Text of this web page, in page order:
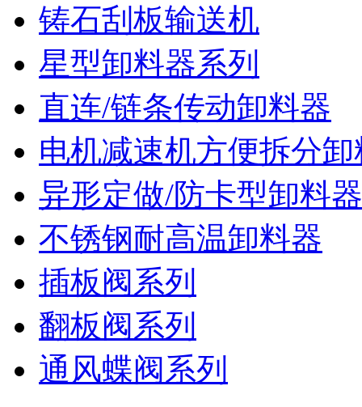
铸石刮板输送机
星型卸料器系列
直连/链条传动卸料器
电机减速机方便拆分卸
异形定做/防卡型卸料器
不锈钢耐高温卸料器
插板阀系列
翻板阀系列
通风蝶阀系列